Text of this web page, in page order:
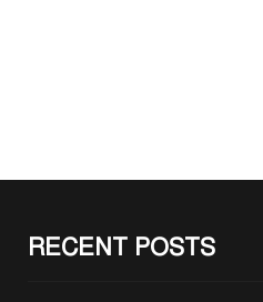
RECENT POSTS